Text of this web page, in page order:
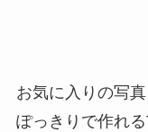
お気に入りの写
ぽっきりで作れ